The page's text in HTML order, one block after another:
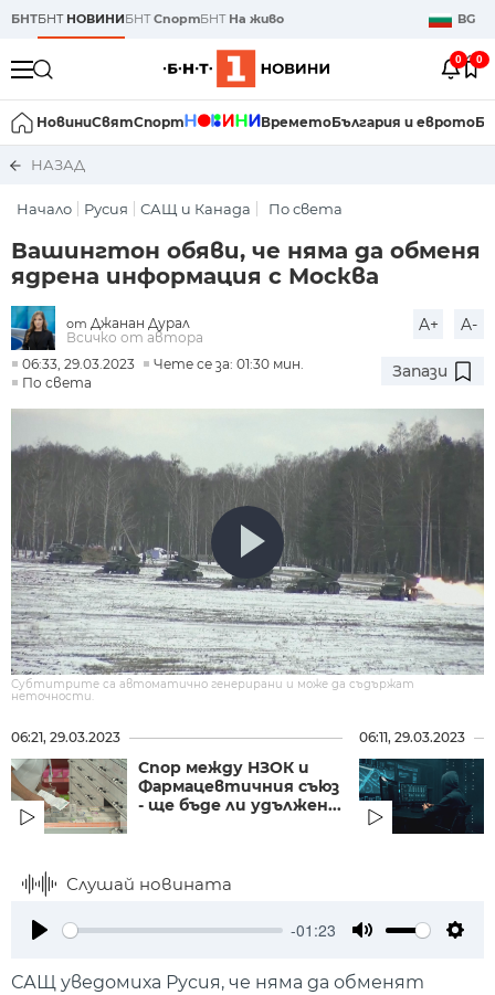
БНТБНТ НОВИНИБНТСпортБНТ На живо BG
0 0
НовиниСвятСпорт ВреметоБългария и еврото
НАЗАД
Начало Русия САЩ и Канада По света
Вашингтон обяви, че няма да обменя
ядрена информация с Москва
от Джанан Дурал
Всичко от автора
A+ A-
06:33, 29.03.2023
Чете се за: 01:30 мин.
По света
Запази
Субтитрите са автоматично генерирани и може да съдържат
неточности.
06:21, 29.03.2023
Спор между НЗОК и
Фармацевтичния съюз
- ще бъде ли удължен...
06:11, 29.03.2023
Слушай новината
-01:23
САЩ уведомиха Русия, че няма да обменят